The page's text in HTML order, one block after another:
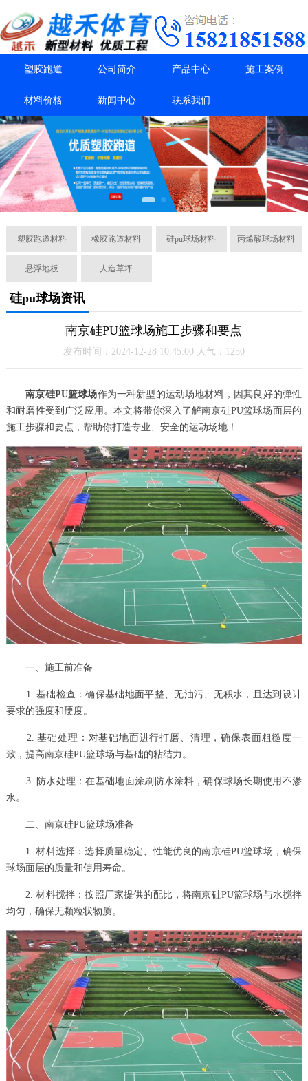
塑胶跑道 公司简介 产品中心 施工案例
材料价格 新闻中心 联系我们
塑胶跑道材料 橡胶跑道材料 硅pu球场材料 丙烯酸球场材料
悬浮地板 人造草坪
硅pu球场资讯
南京硅PU篮球场施工步骤和要点
发布时间：2024-12-28 10:45:00 人气：1250
南京硅PU篮球场作为一种新型的运动场地材料，因其良好的弹性
和耐磨性受到广泛应用。本文将带你深入了解南京硅PU篮球场面层的
施工步骤和要点，帮助你打造专业、安全的运动场地！
一、施工前准备
1. 基础检查：确保基础地面平整、无油污、无积水，且达到设计
要求的强度和硬度。
2. 基础处理：对基础地面进行打磨、清理，确保表面粗糙度一
致，提高南京硅PU篮球场与基础的粘结力。
3. 防水处理：在基础地面涂刷防水涂料，确保球场长期使用不渗
水。
二、南京硅PU篮球场准备
1. 材料选择：选择质量稳定、性能优良的南京硅PU篮球场，确保
球场面层的质量和使用寿命。
2. 材料搅拌：按照厂家提供的配比，将南京硅PU篮球场与水搅拌
均匀，确保无颗粒状物质。